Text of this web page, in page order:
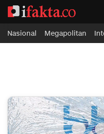
ifakta.co
#pastibenar
Nasional Megapolitan